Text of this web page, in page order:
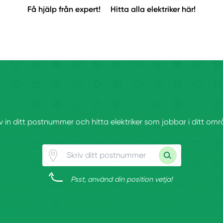
Få hjälp från expert! Hitta alla elektriker här!
in ditt postnummer och hitta elektriker som jobbar i ditt
Psst, använd din position vetja!